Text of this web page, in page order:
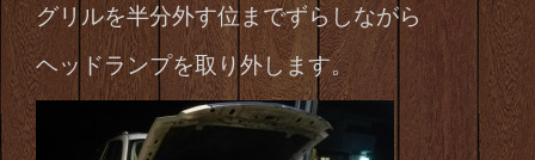
グリルを半分外す位までずらしながら
ヘッドランプを取り外します。